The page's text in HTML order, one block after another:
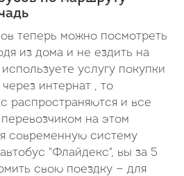
теперь можно посмотреть
из дома и не ездить на
услугу покупки
интернат , то
распространяются и все
на этом
современную систему
"Флайдекс", вы за 5
свою поездку — для